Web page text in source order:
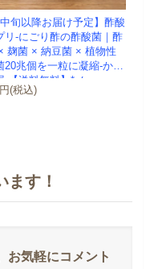
中旬以降お届け予定】酢酸
リ-にごり酢の酢酸菌｜酢
麹菌 × 納豆菌 × 植物性
20兆個を一粒に凝縮-かわ
-【送料無料】*メ...
(税込)
す！